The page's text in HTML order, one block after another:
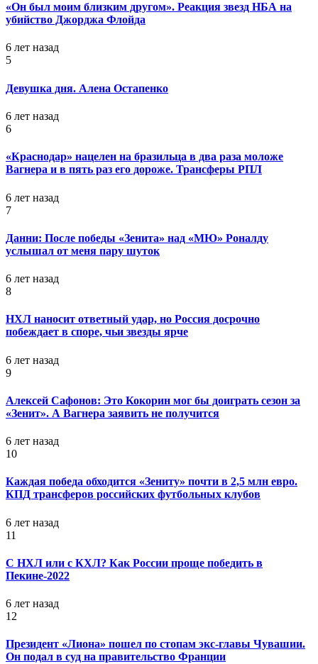
«Он был моим близким другом». Реакция звезд НБА на
убийство Джорджа Флойда
6 лет назад
5
Девушка дня. Алена Остапенко
6 лет назад
6
«Краснодар» нацелен на бразильца в два раза моложе
Вагнера и в пять раз его дороже. Трансферы РПЛ
6 лет назад
7
Данни: После победы «Зенита» над «МЮ» Роналду
услышал от меня пару шуток
6 лет назад
8
НХЛ наносит ответный удар, но Россия досрочно
побеждает в споре, чьи звезды ярче
6 лет назад
9
Алексей Сафонов: Это Кокорин мог бы доиграть сезон за
«Зенит». А Вагнера заявить не получится
6 лет назад
10
Каждая победа обходится «Зениту» почти в 2,5 млн евро.
КПД трансферов российских футбольных клубов
6 лет назад
11
С НХЛ или с КХЛ? Как России проще победить в
Пекине-2022
6 лет назад
12
Президент «Лиона» пошел по стопам экс-главы Чувашии.
Он подал в суд на правительство Франции